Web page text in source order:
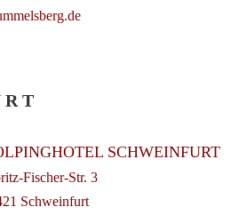
R T
SCHWEINFURT
Fischer-Str. 3
Schweinfurt